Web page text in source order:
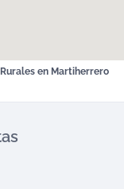
en Martiherrero